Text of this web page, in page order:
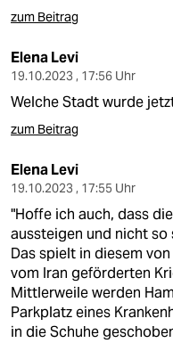
zum Beitrag
Elena Levi
19.10.2023 , 17:56 Uhr
Welche Stadt wurde
zum Beitrag
Elena Levi
19.10.2023 , 17:55 Uhr
"Hoffe ich auch, dass
aussteigen und nicht so
Das spielt in diesem
vom Iran geförderten
Mittlerweile werden
Parkplatz eines
in die Schuhe